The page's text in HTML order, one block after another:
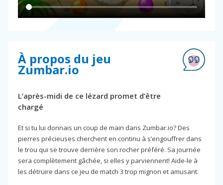
À propos du jeu
Zumbar.io
L’après-midi de ce lézard promet d’être
chargé
Et si tu lui donnais un coup de main dans Zumbar.io? Des
pierres précieuses cherchent en continu à s’engouffrer dans
le trou qui se trouve derrière son rocher préféré. Sa journée
sera complètement gâchée, si elles y parviennent! Aide-le à
les détruire dans ce jeu de match 3 trop mignon et amusant.